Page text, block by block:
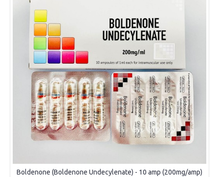
Boldenone (Boldenone Undecylenate) - 10 amp (200mg/amp)